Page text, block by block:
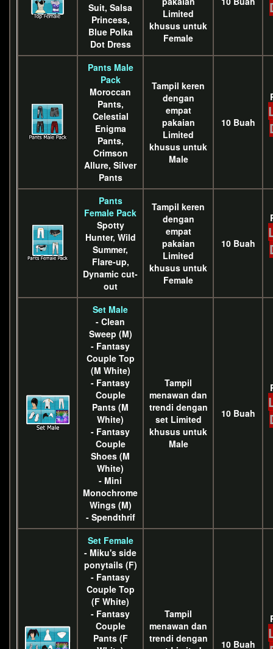
Suit, Salsa
Princess,
Blue Polka
Dot Dress
Limited
khusus untuk
Female
Pants Male
Pack
Moroccan
Pants,
Celestial
Enigma
Pants,
Crimson
Allure, Silver
Pants
Tampil keren
dengan
empat
pakaian
Limited
khusus untuk
Male
10 Buah
Pants
Female Pack
Spotty
Hunter, Wild
Summer,
Flare-up,
Dynamic cut-
out
Tampil keren
dengan
empat
pakaian
Limited
khusus untuk
Female
10 Buah
Set Male
- Clean
Sweep (M)
- Fantasy
Couple Top
(M White)
- Fantasy
Couple
Pants (M
White)
- Fantasy
Couple
Shoes (M
White)
- Mini
Monochrome
Wings (M)
- Spendthrif
Tampil
menawan dan
trendi dengan
set Limited
khusus untuk
Male
10 Buah
Set Female
- Miku's side
ponytails (F)
- Fantasy
Couple Top
(F White)
- Fantasy
Couple
Pants (F
Tampil
menawan dan
trendi dengan
10 Buah